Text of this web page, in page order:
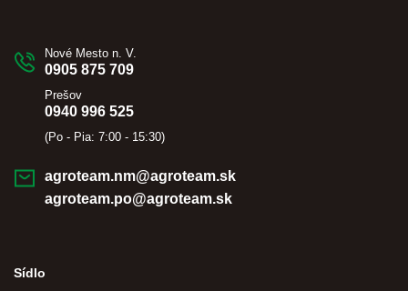
Nové Mesto n. V.
0905 875 709
Prešov
0940 996 525
(Po - Pia: 7:00 - 15:30)
agroteam.nm@agroteam.sk
agroteam.po@agroteam.sk
Sídlo